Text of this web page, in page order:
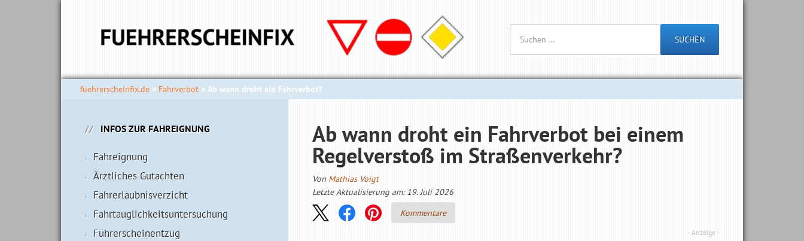
SUCHEN
fuehrerscheinfix.de Fahrverbot Ab wann droht ein Fahrverbot?
Ab wann droht ein Fahrverbot bei einem
Regelverstoß im Straßenverkehr?
Von Mathias Voigt
Letzte Aktualisierung am: 19. Juli 2026
Kommentare
INFOS ZUR FAHREIGNUNG
Fahreignung
Ärztliches Gutachten
Fahrerlaubnisverzicht
Fahrtauglichkeits­untersuchung
Führerscheinentzug